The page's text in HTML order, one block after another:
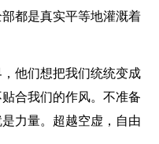
都是真实平等地灌溉着
他们想把我们统统变成
合我们的作风。不准备
力量。超越空虚，自由